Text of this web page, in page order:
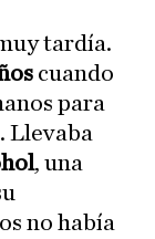
tardía.
cuando
para
Llevaba
, una
no había